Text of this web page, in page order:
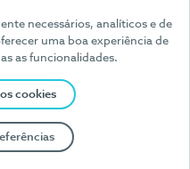
necessários, analíticos e de
uma boa experiência de
as funcionalidades.
cookies